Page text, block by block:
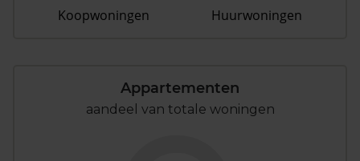
Koopwoningen
Huurwoningen
Appartementen
aandeel van totale woningen